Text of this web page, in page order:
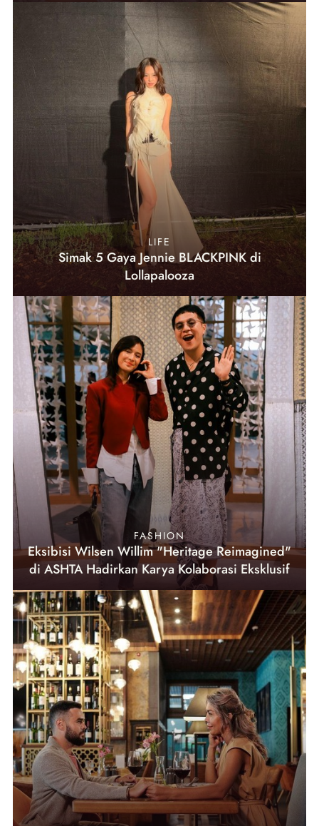
LIFE
Simak 5 Gaya Jennie BLACKPINK di
Lollapalooza
FASHION
Eksibisi Wilsen Willim "Heritage Reimagined"
di ASHTA Hadirkan Karya Kolaborasi Eksklusif